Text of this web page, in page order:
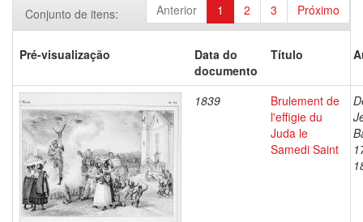
Anterior 1 2 3 Próximo
Conjunto de itens:
Pré-visualização
Data do
documento
Título
1839
Brulement de
l'effigie du
Juda le
Samedi Saint